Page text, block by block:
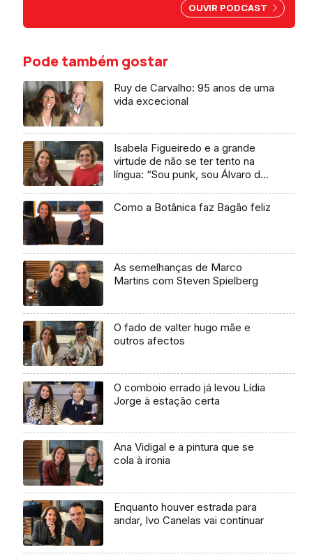
OUVIR PODCAST
Pode também gostar
Ruy de Carvalho: 95 anos de uma
vida excecional
Isabela Figueiredo e a grande
virtude de não se ter tento na
língua: “Sou punk, sou Álvaro de
Como a Botânica faz Bagão feliz
As semelhanças de Marco
Martins com Steven Spielberg
O fado de valter hugo mãe e
outros afectos
O comboio errado já levou Lídia
Jorge à estação certa
Ana Vidigal e a pintura que se
cola à ironia
Enquanto houver estrada para
andar, Ivo Canelas vai continuar